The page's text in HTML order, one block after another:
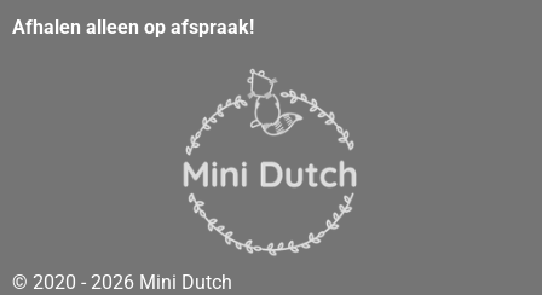
Afhalen alleen op afspraak!
© 2020 - 2026 Mini Dutch